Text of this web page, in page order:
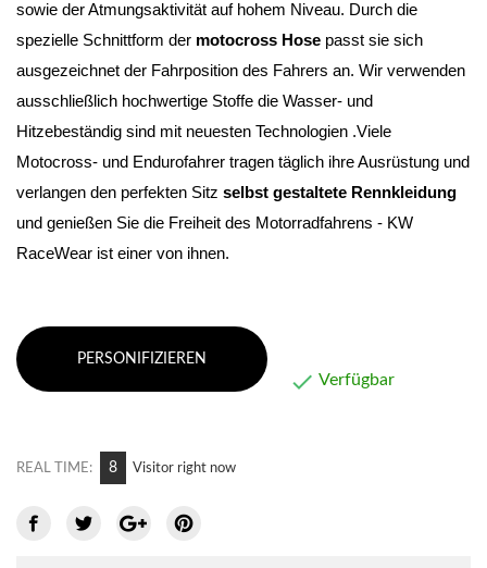
sowie der Atmungsaktivität auf hohem Niveau. Durch die
spezielle Schnittform der motocross Hose passt sie sich
ausgezeichnet der Fahrposition des Fahrers an. Wir verwenden
ausschließlich hochwertige Stoffe die Wasser- und
Hitzebeständig sind mit neuesten Technologien .Viele
Motocross- und Endurofahrer tragen täglich ihre Ausrüstung und
verlangen den perfekten Sitz
und genießen Sie die Freiheit des Motorradfahrens - KW
RaceWear ist einer von ihnen.
PERSONIFIZIEREN
 Verfügbar
REAL TIME: 12 Visitor right now